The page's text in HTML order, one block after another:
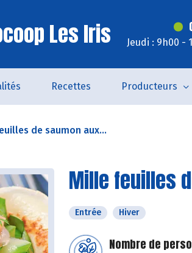
Les Iris Jeudi : 9h00 -
Recettes Producteurs
de saumon aux...
Mille feuilles
Entrée Hiver
Nombre de